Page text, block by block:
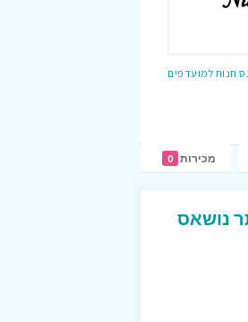
חנות למועדפים
מכירות 0
נושאס